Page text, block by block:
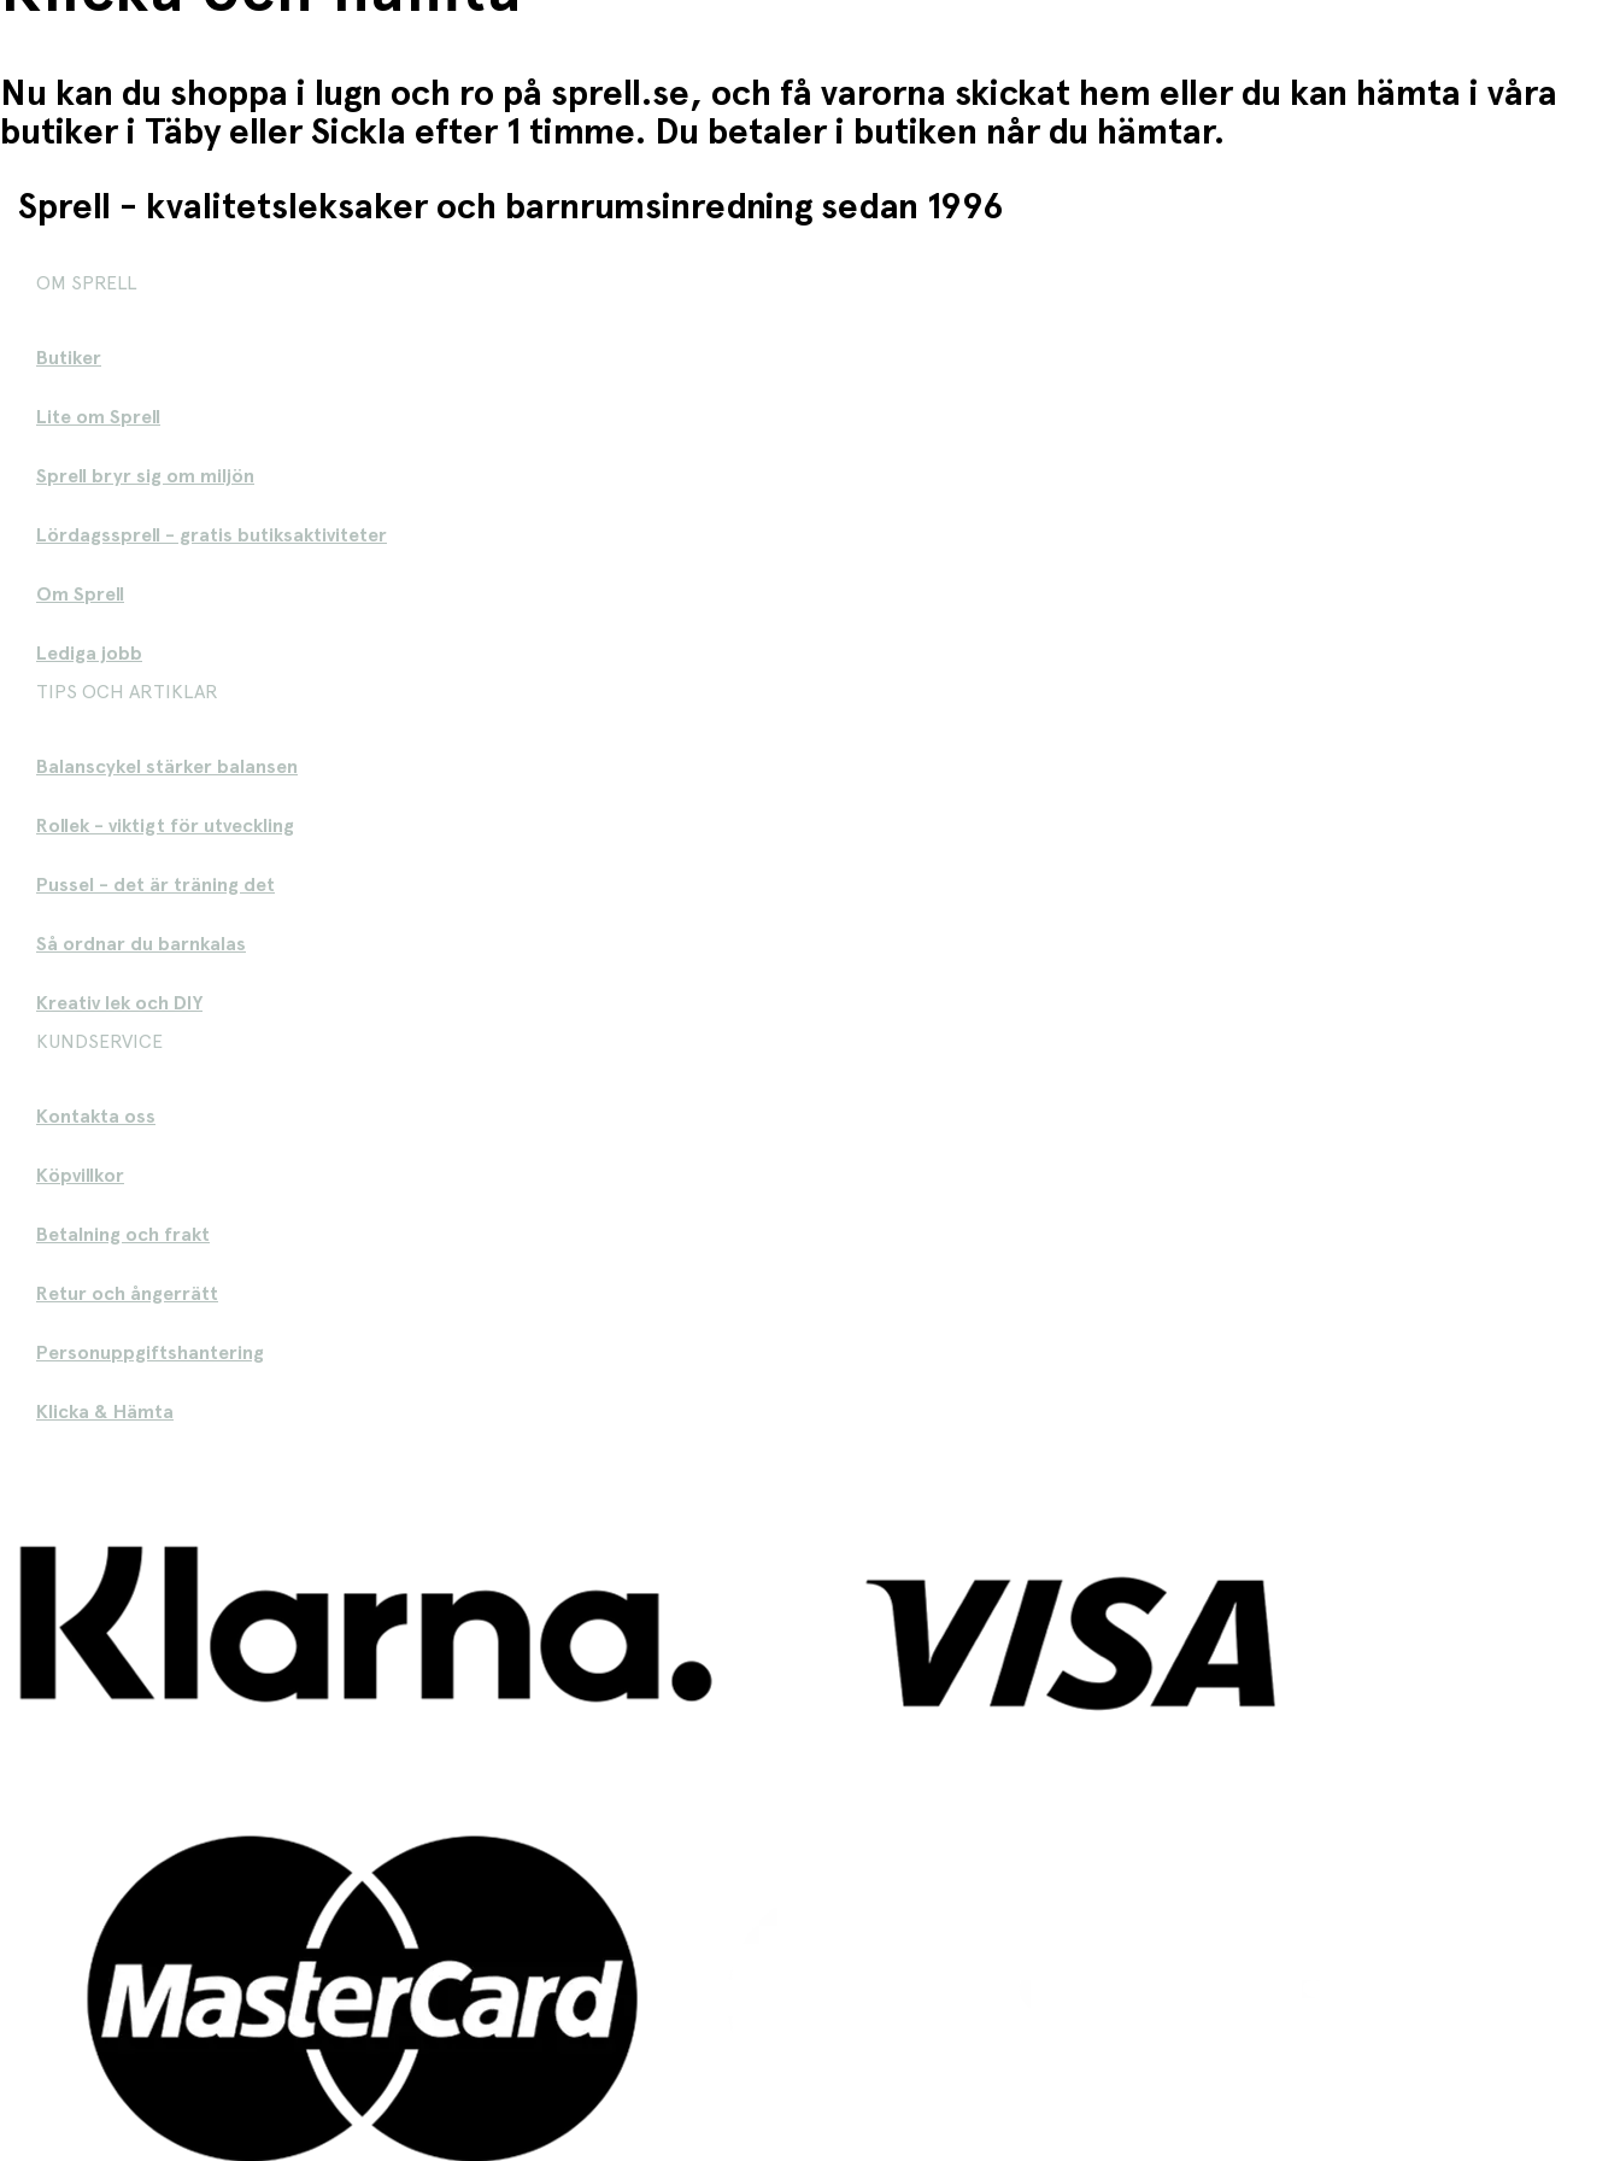
Nu kan du shoppa i lugn och ro på sprell.se, och få varorna skickat hem eller du kan hämta i våra
butiker i Täby eller Sickla efter 1 timme. Du betaler i butiken når du hämtar.
Sprell - kvalitetsleksaker och barnrumsinredning sedan 1996
OM SPRELL
Butiker
Lite om Sprell
Sprell bryr sig om miljön
Lördagssprell - gratis butiksaktiviteter
Om Sprell
Lediga jobb
TIPS OCH ARTIKLAR
Balanscykel stärker balansen
Rollek - viktigt för utveckling
Pussel - det är träning det
Så ordnar du barnkalas
Kreativ lek och DIY
KUNDSERVICE
Kontakta oss
Köpvillkor
Betalning och frakt
Retur och ångerrätt
Personuppgiftshantering
Klicka & Hämta